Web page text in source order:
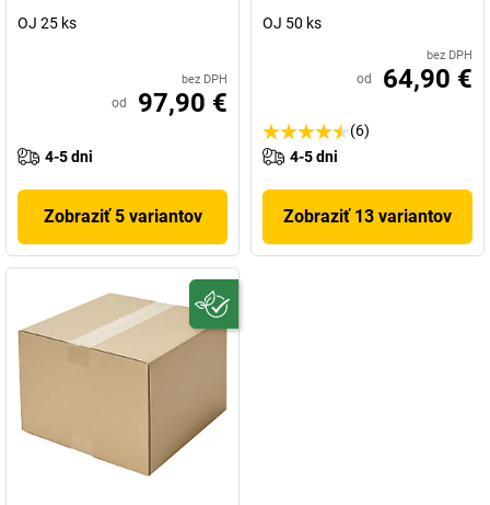
OJ 25 ks
bez DPH
od 97,90 €
4-5 dni
Zobraziť 5 variantov
OJ 50 ks
bez DPH
od 64,90 €
(6)
4-5 dni
Zobraziť 13 variantov